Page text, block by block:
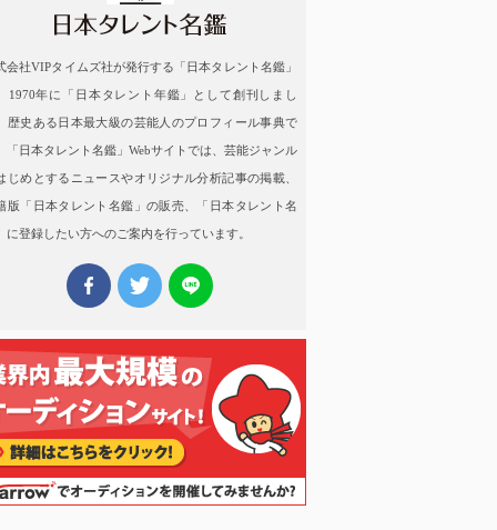
会社VIPタイムズ社が発行する「日本タレント名鑑」
1970年に「日本タレント年鑑」として創刊しまし
歴史ある日本最大級の芸能人のプロフィール事典で
「日本タレント名鑑」Webサイトでは、芸能ジャンル
じめとするニュースやオリジナル分析記事の掲載、
版「日本タレント名鑑」の販売、「日本タレント名
に登録したい方へのご案内を行っています。